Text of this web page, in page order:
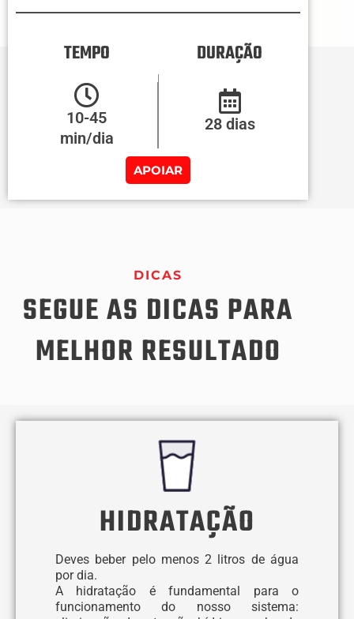
TEMPO DURAÇÃO
10-45
min/dia
28 dias
APOIAR
DICAS
SEGUE AS DICAS PARA
MELHOR RESULTADO
HIDRATAÇÃO
Deves beber pelo menos 2 litros de água
por dia.
A hidratação é fundamental para o
funcionamento do nosso sistema: